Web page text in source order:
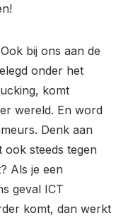
bij ons aan de
onder het
komt
wereld. En word
Denk aan
steeds tegen
Als je een
geval ICT
komt, dan werkt